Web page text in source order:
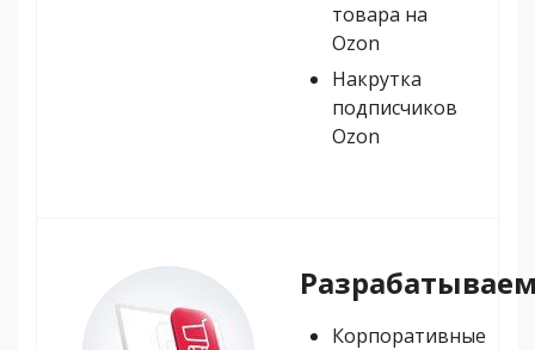
товара на
Ozon
Накрутка
подписчиков
Ozon
Корпоративные